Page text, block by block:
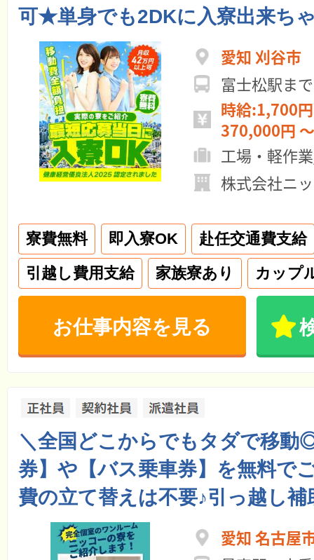
可★単身でも2DKに入寮出来ち
愛知 刈谷市
富士松駅ま
時給:1,700
370,000円
工場・軽作
株式会社ニ
寮費無料 即入寮OK
赴任交通費支給
引越し費用支給
家族寮あり カップ
お仕事内容を見る
＼全国どこからでもタダで移動
券】や【バス乗車券】を無料で
費の立て替えは不要♪引っ越し
愛知 名古屋